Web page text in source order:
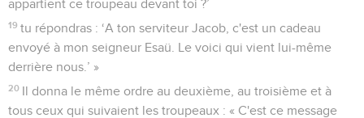
appartient ce troupeau devant toi ?’
19 tu répondras : ‘A ton serviteur Jacob, c'est un cadeau
envoyé à mon seigneur Esaü. Le voici qui vient lui-même
derrière nous.’ »
20 Il donna le même ordre au deuxième, au troisième et à
tous ceux qui suivaient les troupeaux : « C'est ce message